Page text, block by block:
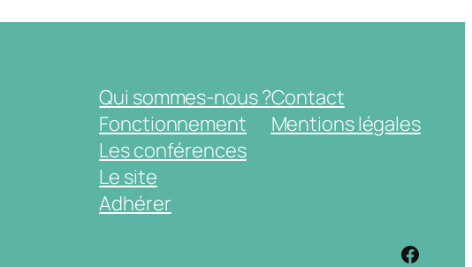
Qui sommes-nous ?
Fonctionnement
Les conférences
Le site
Adhérer
Contact
Mentions légales